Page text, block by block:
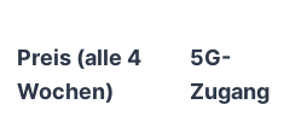
Preis (alle 4
Wochen)
5G-
Zugang